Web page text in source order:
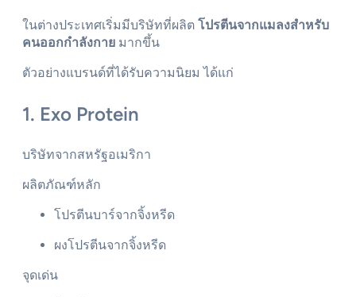
ในต่างประเทศเริ่มมีบริษัทที่ผลิต โปรตีนจากแมลงสำหรับ
คนออกกำลังกาย มากขึ้น
ตัวอย่างแบรนด์ที่ได้รับความนิยม ได้แก่
1. Exo Protein
บริษัทจากสหรัฐอเมริกา
ผลิตภัณฑ์หลัก
โปรตีนบาร์จากจิ้งหรีด
ผงโปรตีนจากจิ้งหรีด
จุดเด่น